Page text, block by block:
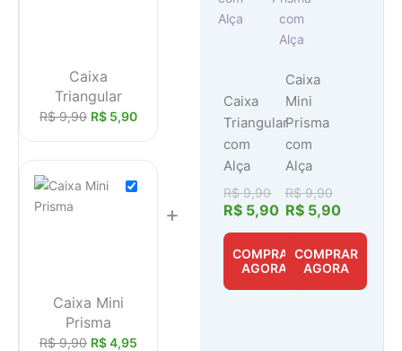
Caixa
Triangular
R$9,90 R$ 5,90
Caixa Mini
Prisma
R$9,90 R$4,95
+
Caixa
Triangular
com
Alça
R$9,90
R$ 9,90.
R$ 5,90
R$ 5,90.
COMPRAR
AGORA
Caixa
Mini
Prisma
com
Alça
R$9,90
R$ 9,90.
R$5,90
R$ 5,90.
COMPRAR
AGORA